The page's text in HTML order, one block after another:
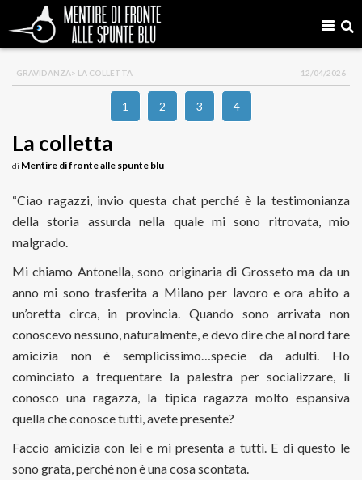
GRAVIDANZA> LA COLLETTA 12/04/2026
1 2 3 4
La colletta
di Mentire di fronte alle spunte blu
“Ciao ragazzi, invio questa chat perché è la testimonianza
della storia assurda nella quale mi sono ritrovata, mio
malgrado.
Mi chiamo Antonella, sono originaria di Grosseto ma da un
anno mi sono trasferita a Milano per lavoro e ora abito a
un’oretta circa, in provincia. Quando sono arrivata non
conoscevo nessuno, naturalmente, e devo dire che al nord fare
amicizia non è semplicissimo…specie da adulti. Ho
cominciato a frequentare la palestra per socializzare, lì
conosco una ragazza, la tipica ragazza molto espansiva
quella che conosce tutti, avete presente?
Faccio amicizia con lei e mi presenta a tutti. E di questo le
sono grata, perché non è una cosa scontata.